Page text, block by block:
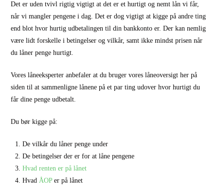
Det er uden tvivl rigtig vigtigt at det er et hurtigt og nemt lån vi får,
når vi mangler pengene i dag. Det er dog vigtigt at kigge på andre ting
end blot hvor hurtig udbetalingen til din bankkonto er. Der kan nemlig
være lidt forskelle i betingelser og vilkår, samt ikke mindst prisen når
du låner penge hurtigt.
Vores låneeksperter anbefaler at du bruger vores låneoversigt her på
siden til at sammenligne lånene på et par ting udover hvor hurtigt du
får dine penge udbetalt.
Du bør kigge på:
De vilkår du låner penge under
De betingelser der er for at låne pengene
Hvad renten er på lånet
Hvad ÅOPer på lånet